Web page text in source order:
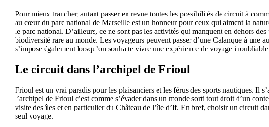
Pour mieux trancher, autant passer en revue toutes les possibilités de circuit à
au cœur du parc national de Marseille est un honneur pour ceux qui aiment la
le parc national. D’ailleurs, ce ne sont pas les activités qui manquent en dehors
biodiversité rare au monde. Les voyageurs peuvent passer d’une Calanque à une
s’impose également lorsqu’on souhaite vivre une expérience de voyage
Le circuit dans l’archipel de Frioul
Frioul est un vrai paradis pour les plaisanciers et les férus des sports nautiques. Il
l’archipel de Frioul c’est comme s’évader dans un monde sorti tout droit d’un
visite des îles et en particulier du Château de l’île d’If. En bref, choisir un circuit
seul voyage.